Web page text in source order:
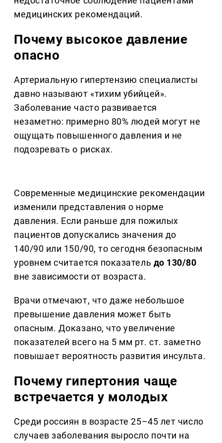
медицинских рекомендаций.
Почему высокое давление
опасно
Артериальную гипертензию специалисты
давно называют «тихим убийцей».
Заболевание часто развивается
незаметно: примерно 80% людей могут не
ощущать повышенного давления и не
подозревать о рисках.
Современные медицинские рекомендации
изменили представления о норме
давления. Если раньше для пожилых
пациентов допускались значения до
140/90 или 150/90, то сегодня безопасным
уровнем считается показатель до 130/80
вне зависимости от возраста.
Врачи отмечают, что даже небольшое
превышение давления может быть
опасным. Доказано, что увеличение
показателей всего на 5 мм рт. ст. заметно
повышает вероятность развития инсульта.
Почему гипертония чаще
встречается у молодых
Среди россиян в возрасте 25–45 лет число
случаев заболевания выросло почти на